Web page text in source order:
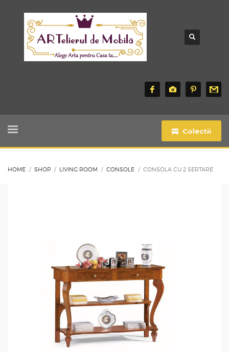
Colectii
HOME SHOP LIVING ROOM CONSOLE CONSOLA CU 2 SERTARE